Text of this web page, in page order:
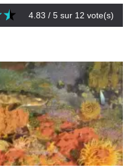
4.83 / 5 sur 12 vote(s)